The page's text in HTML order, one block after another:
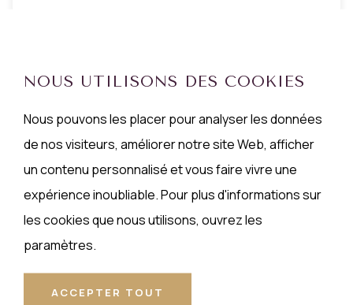
1 2 3
NOUS UTILISONS DES COOKIES
Nous pouvons les placer pour analyser les données
de nos visiteurs, améliorer notre site Web, afficher
un contenu personnalisé et vous faire vivre une
expérience inoubliable. Pour plus d'informations sur
les cookies que nous utilisons, ouvrez les
paramètres.
ACCEPTER TOUT